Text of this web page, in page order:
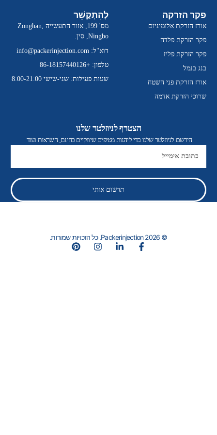
פקר הזרקה
אורז הזרקת אלומיניום
פקר הזרקת פלדה
פקר הזרקת פליז
בנג בנמל
אורז הזרקת פני השטח
שרוכי הזרקת אדמה
לְהִתְקַשֵׁר
מס' 199, אזור התעשייה Zonghan,
Ningbo, סין.
דוא"ל:info@packerinjection.com
טלפון: +86-18157440126
שעות פעילות: שני-שישי 8:00-21:00
הצטרף לניוזלטר שלנו
הירשם לניוזלטר שלנו כדי ליהנות מטיפים שיווקיים בחינם, השראות ועוד.
תרשום אותי